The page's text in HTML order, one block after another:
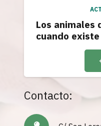
Los animales
cuando
Contacto: